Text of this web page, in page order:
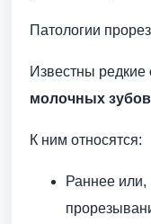
Патологии
Известны редкие
молочных зубов
К ним относятся:
Раннее или,